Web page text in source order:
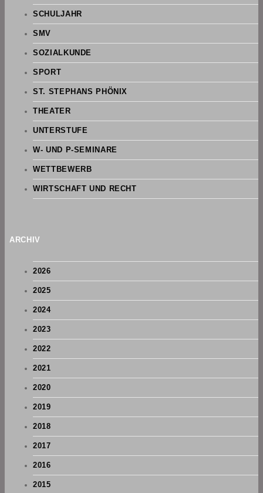
SCHULJAHR
SMV
SOZIALKUNDE
SPORT
ST. STEPHANS PHÖNIX
THEATER
UNTERSTUFE
W- UND P-SEMINARE
WETTBEWERB
WIRTSCHAFT UND RECHT
ARCHIV
2026
2025
2024
2023
2022
2021
2020
2019
2018
2017
2016
2015